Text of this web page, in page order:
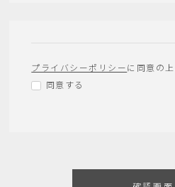
プライバシーポリシーに同意の
同意する